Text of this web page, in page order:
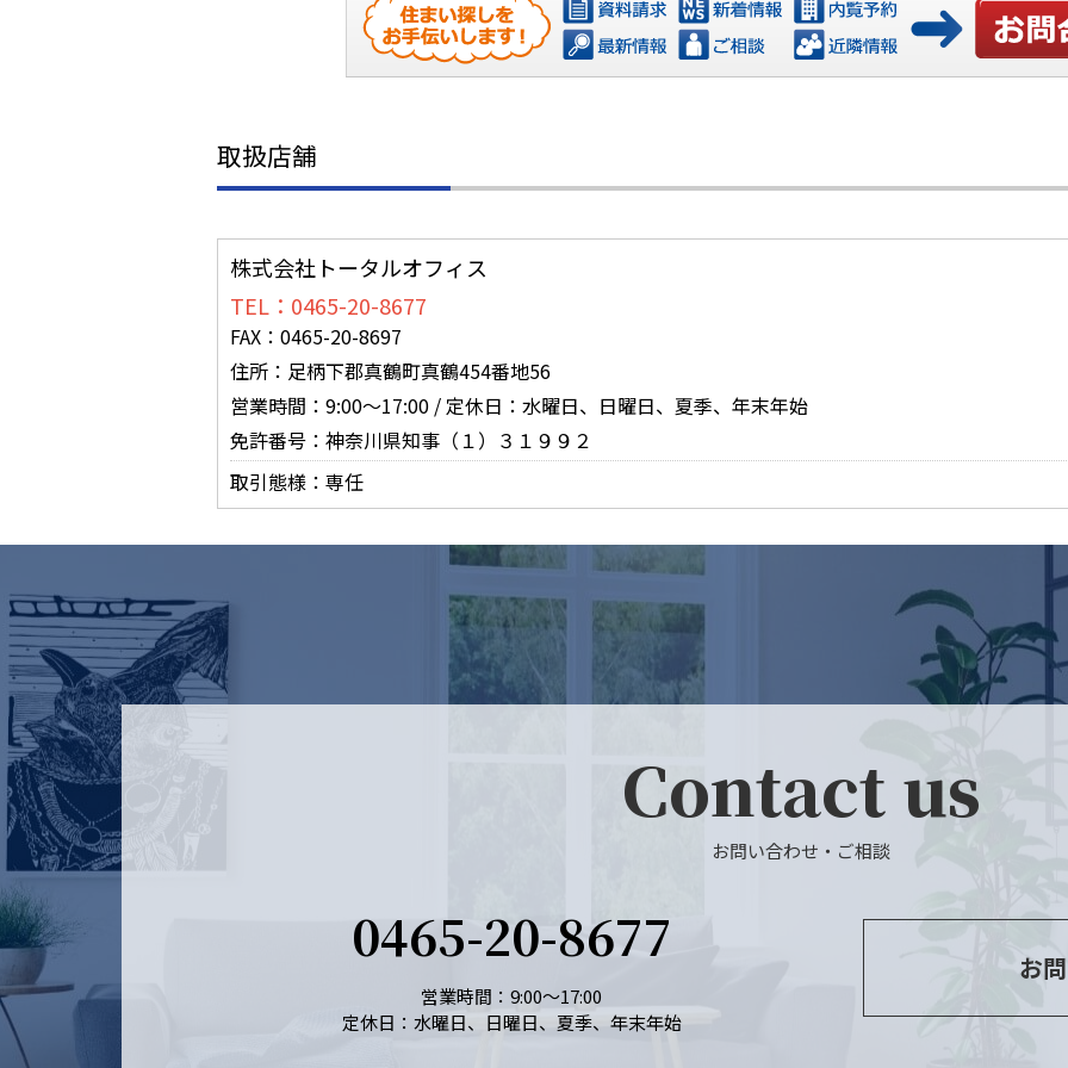
お問い合
取扱店舗
株式会社トータルオフィス
TEL：0465-20-8677
FAX：0465-20-8697
住所：足柄下郡真鶴町真鶴454番地56
営業時間：9:00～17:00 / 定休日：水曜日、日曜日、夏季、年末年始
免許番号：神奈川県知事（１）３１９９２
取引態様：専任
Contact us
お問い合わせ・ご相談
0465-20-8677
営業時間：9:00～17:00
定休日：水曜日、日曜日、夏季、年末年始
お